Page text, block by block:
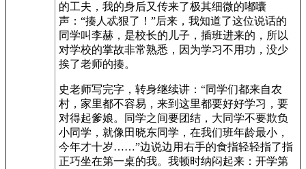
的工夫，我的身后又传来了极其细微的嘟囔
声：“揍人忒狠了！”后来，我知道了这位说话的
同学叫李赫，是校长的儿子，插班进来的，所以
对学校的掌故非常熟悉，因为学习不用功，没少
挨了老师的揍。
史老师写完字，转身继续讲：“同学们都来自农
村，家里都不容易，来到这里都要好好学习，要
对得起爹娘。同学之间要团结，大同学不要欺负
小同学，就像田晓东同学，在我们班年龄最小，
今年才十岁……”边说边用右手的食指轻轻指了指
正巧坐在第一桌的我。我顿时纳闷起来：开学第